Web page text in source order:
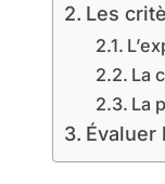
Les
La
La
Évaluer